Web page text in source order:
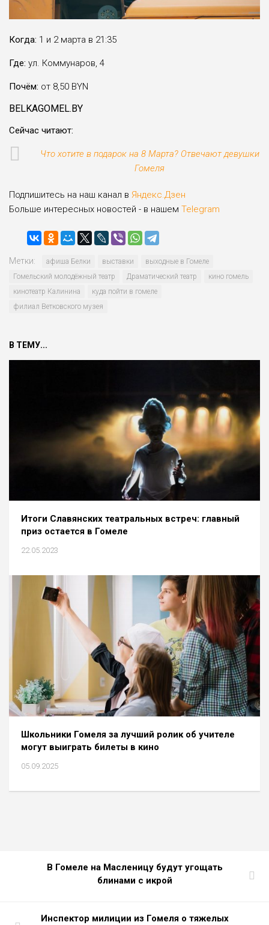
Когда: 1 и 2 марта в 21:35
Где: ул. Коммунаров, 4
Почём: от 8,50 BYN
BELKAGOMEL.BY
Сейчас читают:
Что хотите в подарок на 8 Марта? Отвечают девушки
Гомеля
Подпишитесь на наш канал в Яндекс.Дзен
Больше интересных новостей - в нашем Telegram
Метки: афиша Белки выставки
выходные в Гомеле
Гомельский молодёжный театр
Драматический театр
кино гомель
кинотеатр Калинина
куда пойти в гомеле
филиал Ветковского музея
В ТЕМУ...
Итоги Славянских театральных встреч: главный
приз остается в Гомеле
22.05.2023
Школьники Гомеля за лучший ролик об учителе
могут выиграть билеты в кино
05.09.2025
В Гомеле на Масленицу будут угощать
блинами с икрой
Инспектор милиции из Гомеля о тяжелых